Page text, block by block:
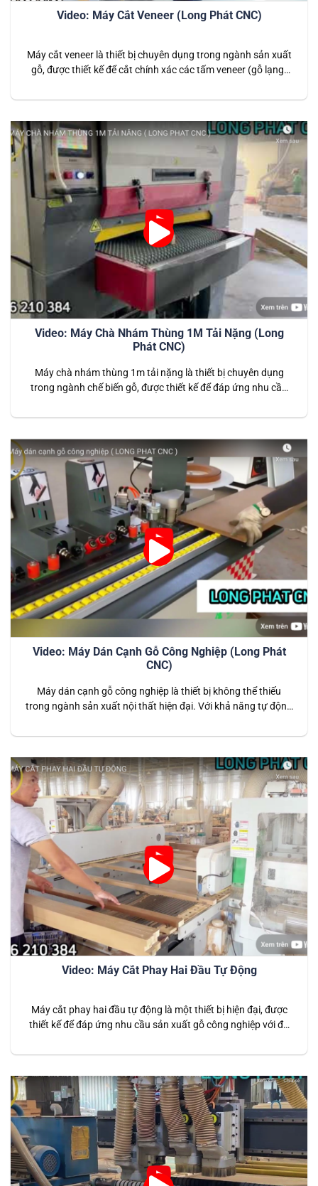
Video: Máy Cắt Veneer (Long Phát CNC)
Máy cắt veneer là thiết bị chuyên dụng trong ngành sản xuất
gỗ, được thiết kế để cắt chính xác các tấm veneer (gỗ lạng)
quả cho các doanh nghiệp sản xuất nội thất cao cấp, giúp
Video: Máy Chà Nhám Thùng 1M Tải Nặng (Long
Phát CNC)
Máy chà nhám thùng 1m tải nặng là thiết bị chuyên dụng
trong ngành chế biến gỗ, được thiết kế để đáp ứng nhu cầu
khả năng xử lý các tấm gỗ lớn và nặng, máy là lựa chọn hoàn
Video: Máy Dán Cạnh Gỗ Công Nghiệp (Long Phát
CNC)
Máy dán cạnh gỗ công nghiệp là thiết bị không thể thiếu
trong ngành sản xuất nội thất hiện đại. Với khả năng tự động
phẩm gỗ công nghiệp một cách nhanh chóng, chính xác, tạo
Video: Máy Cắt Phay Hai Đầu Tự Động
Máy cắt phay hai đầu tự động là một thiết bị hiện đại, được
thiết kế để đáp ứng nhu cầu sản xuất gỗ công nghiệp với độ
cho các doanh nghiệp cần tối đa hóa hiệu quả và giảm thiểu…